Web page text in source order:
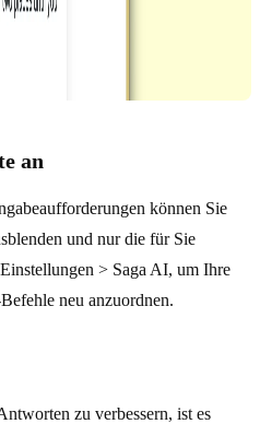
an
können Sie
und nur die für Sie
> Saga AI, um Ihre
neu anzuordnen.
zu verbessern, ist es